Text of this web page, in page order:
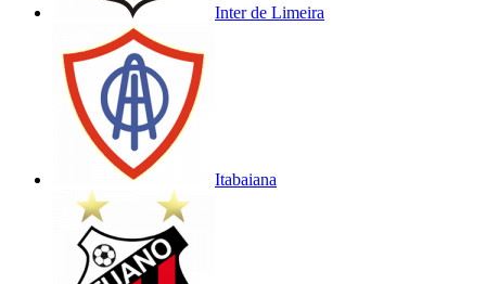
Inter de Limeira
Itabaiana